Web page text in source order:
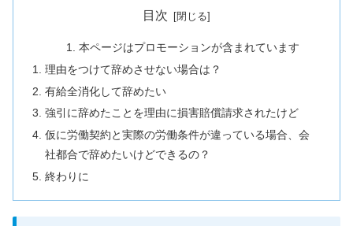
目次
本ページはプロモーションが含まれています
理由をつけて辞めさせない場合は？
有給全消化して辞めたい
強引に辞めたことを理由に損害賠償請求されたけど
仮に労働契約と実際の労働条件が違っている場合、会
社都合で辞めたいけどできるの？
終わりに